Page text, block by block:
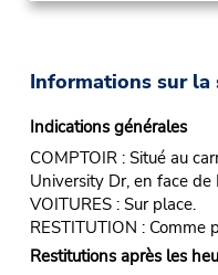
Informations sur la
Indications générales
COMPTOIR : Situé au
University Dr, en face de
VOITURES : Sur place.
RESTITUTION : Comme
Restitutions après les